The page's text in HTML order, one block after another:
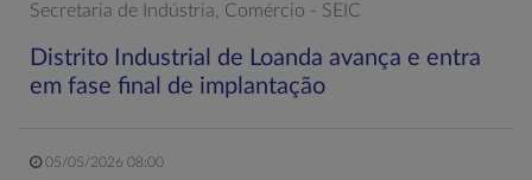
Secretaria de Indústria, Comércio - SEIC
Distrito Industrial de Loanda avança e entra
em fase final de implantação
05/05/2026 08:00